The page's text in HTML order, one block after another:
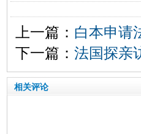
上一篇： 白本申
下一篇： 法国探亲
相关评论